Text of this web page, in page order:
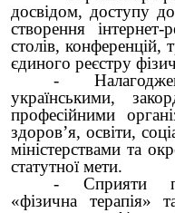
досвідом, доступу
створення
столів, конференцій,
єдиного реєстру
-
українськими,
професійними
здоров’я, освіти,
міністерствами та
статутної мети.
- Сприяти
«фізична терапія»